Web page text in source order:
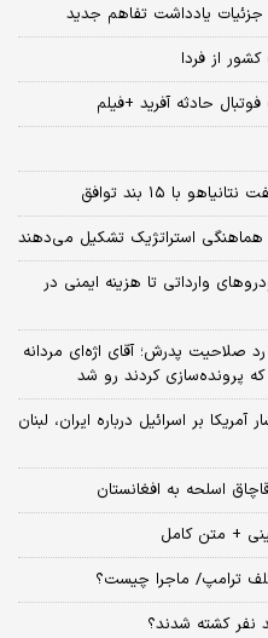
یادداشت تفاهم جدید
از فردا
حادثه‌ آفرید +فیلم
با ۱۵ بند توافق
استراتژیک تشکیل می‌دهند
وارداتی تا هزینه ایمنی در
صلاحیت پدرش؛ آقای اژه‌ای مردانه
پرونده‌سازی کردند رو شد
فشار آمریکا بر اسرائیل درباره ایران، لبنان
اسلحه به افغانستان
+ متن کامل
گلف ترامپ/ ماجرا چیست؟
نفر کشته شدند؟